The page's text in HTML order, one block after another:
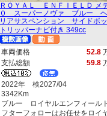
ＲＯＹＡＬ ＥＮＦＩＥＬＤ メ
０ スーパーノヴァ ブルー ヘ
リアサスペンション サイド
トリッパーナビ付き 349cc
車両価格 52.8
支払総額
59.8
2022年 検2027/04
3342Km
ブルー ロイヤルエンフィール
フターフォローはお任せをロイ